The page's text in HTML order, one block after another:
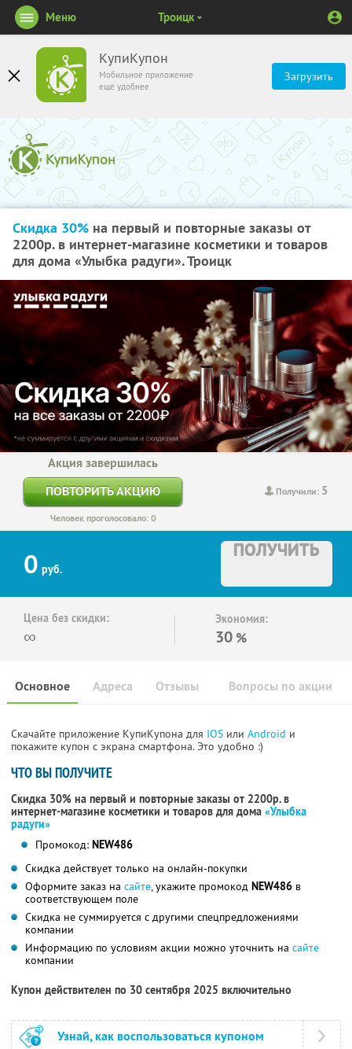
КупиКупон
Мобильное приложение
ещё удобнее
Загрузить
Меню Троицк
Скидка 30% на первый и повторные заказы от
2200р. в интернет-магазине косметики и товаров
для дома «Улыбка радуги». Троицк
Получили: 5
Акция завершилась
ПОВТОРИТЬ АКЦИЮ
Человек проголосовало: 0
0 руб.
ПОЛУЧИТЬ
Цена без скидки:
∞
Экономия:
30 %
Основное Отзывы Вопросы по акции
Адреса
Скачайте приложение КупиКупона для IOS или Android и
покажите купон с экрана смартфона. Это удобно :)
ЧТО ВЫ ПОЛУЧИТЕ
Скидка 30% на первый и повторные заказы от 2200р. в
интернет-магазине косметики и товаров для дома «Улыбка
радуги»
Промокод: NEW486
Скидка действует только на онлайн-покупки
Оформите заказ на сайте, укажите промокод NEW486 в
соответствующем поле
Скидка не суммируется с другими спецпредложениями
компании
Информацию по условиям акции можно уточнить на сайте
компании
Купон действителен по 30 сентября 2025 включительно
Узнай, как воспользоваться купоном